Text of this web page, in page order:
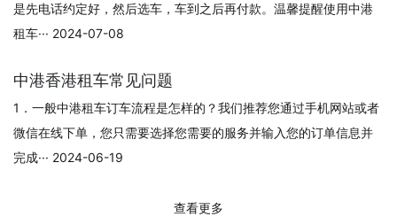
是先电话约定好，然后选车，车到之后再付款。温馨提醒使用中港
租车··· 2024-07-08
中港香港租车常见问题
1．一般中港租车订车流程是怎样的？我们推荐您通过手机网站或者
微信在线下单，您只需要选择您需要的服务并输入您的订单信息并
完成··· 2024-06-19
查看更多